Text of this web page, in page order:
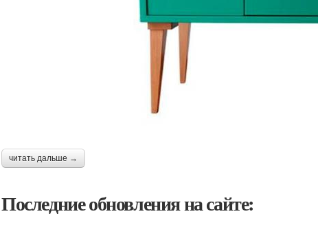
читать дальше →
Последние обновления на сайте: